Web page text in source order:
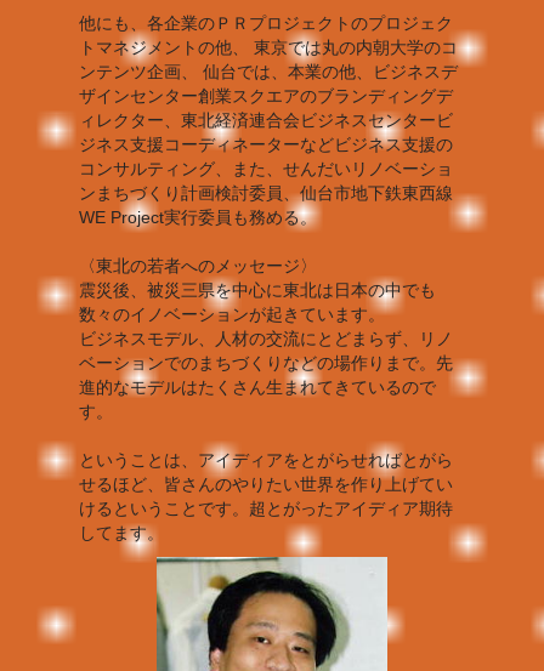
他にも、各企業のＰＲプロジェクトのプロジェク
トマネジメントの他、 東京では丸の内朝大学のコ
ンテンツ企画、 仙台では、本業の他、ビジネスデ
ザインセンター創業スクエアのブランディングデ
ィレクター、東北経済連合会ビジネスセンタービ
ジネス支援コーディネーターなどビジネス支援の
コンサルティング、また、せんだいリノベーショ
ンまちづくり計画検討委員、仙台市地下鉄東西線
WE Project実行委員も務める。
〈東北の若者へのメッセージ〉
震災後、被災三県を中心に東北は日本の中でも
数々のイノベーションが起きています。
ビジネスモデル、人材の交流にとどまらず、リノ
ベーションでのまちづくりなどの場作りまで。先
進的なモデルはたくさん生まれてきているので
す。
ということは、アイディアをとがらせればとがら
せるほど、皆さんのやりたい世界を作り上げてい
けるということです。超とがったアイディア期待
してます。